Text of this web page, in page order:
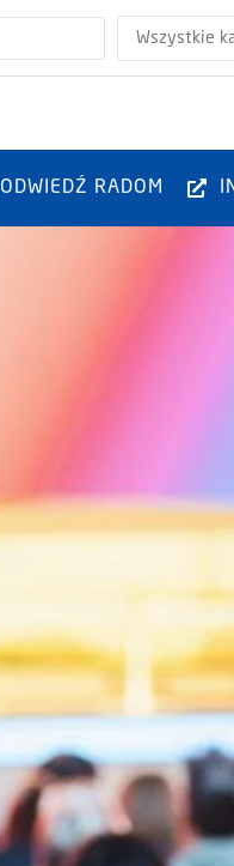
Wszystkie
ODWIEDŹ RADOM